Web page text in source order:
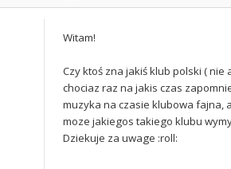
Witam!
Czy ktoś zna jakiś klub polski (
chociaz raz na jakis czas
muzyka na czasie klubowa fajna,
moze jakiegos takiego klubu
Dziekuje za uwage :roll: